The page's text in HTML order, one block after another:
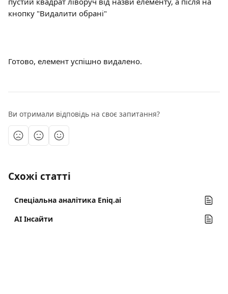
кнопку "Видалити обрані"
Готово, елемент успішно видалено.
Ви отримали відповідь на своє запитання?
Схожі статті
Спеціальна аналітика Eniq.ai
AI Інсайти